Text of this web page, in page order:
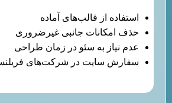
استفاده از قالب‌های آماده
حذف امکانات جانبی غیرضروری
عدم نیاز به سئو در زمان طراحی
سفارش سایت در شرکت‌های فریلنسر